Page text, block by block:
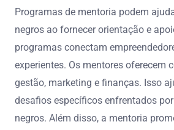
Programas de mentoria podem
negros ao fornecer orientação e
programas conectam
experientes. Os mentores oferecem
gestão, marketing e finanças. Isso
desafios específicos enfrentados
negros. Além disso, a mentoria